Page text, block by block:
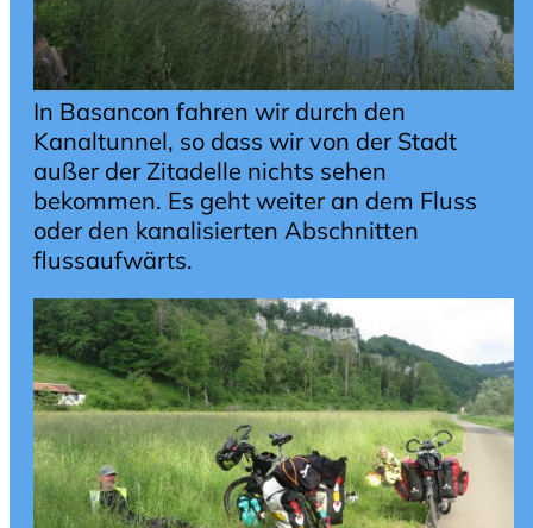
In Basancon fahren wir durch den
Kanaltunnel, so dass wir von der Stadt
außer der Zitadelle nichts sehen
bekommen. Es geht weiter an dem Fluss
oder den kanalisierten Abschnitten
flussaufwärts.